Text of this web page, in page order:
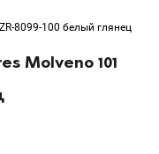
8099-100 белый глянец
Molveno 101